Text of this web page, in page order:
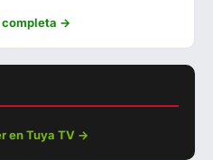
856 839 144
completa →
en Tuya TV →